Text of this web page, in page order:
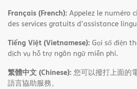
Français (French): Appelez le numéro
des services gratuits d'assistance
Tiếng Việt (Vietnamese): Gọi số điện
dịch vụ hỗ trợ ngôn ngữ miễn phí.
繁體中文 (Chinese): 您可以撥打上面的
語言協助服務。